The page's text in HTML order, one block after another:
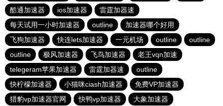
酷通加速器
ios加速器
雷霆加器速
每天试用一小时加速器
outline
加速器哪个好用
飞狗加速器
快连lets加速器 一元机场 outline
outline
outline
极风加速器 飞鸟加速器
老王vqn加速
telegeram苹果加速器
雷霆加器速
outline
快柠檬加速器
小猫咪ciash加速器
免费VP加速器
猎豹vp加速器官网
快鸭vp加速器 大象加速器